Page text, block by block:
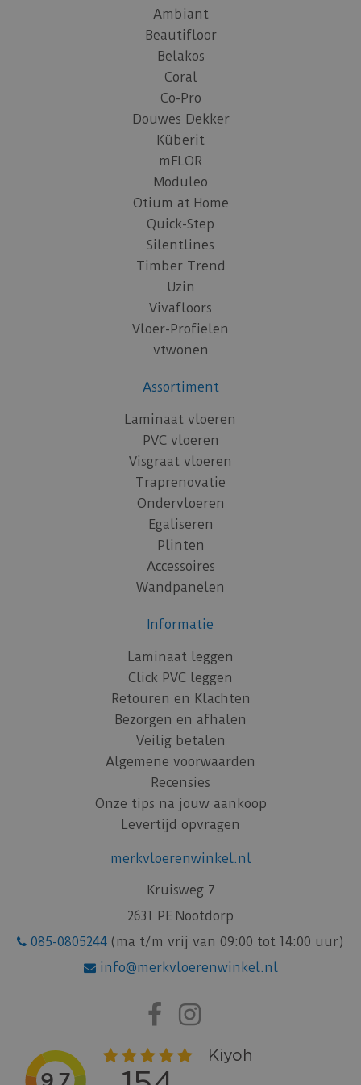
Ambiant
Beautifloor
Belakos
Coral
Co-Pro
Douwes Dekker
Küberit
mFLOR
Moduleo
Otium at Home
Quick-Step
Silentlines
Timber Trend
Uzin
Vivafloors
Vloer-Profielen
vtwonen
Assortiment
Laminaat vloeren
PVC vloeren
Visgraat vloeren
Traprenovatie
Ondervloeren
Egaliseren
Plinten
Accessoires
Wandpanelen
Informatie
Laminaat leggen
Click PVC leggen
Retouren en Klachten
Bezorgen en afhalen
Veilig betalen
Algemene voorwaarden
Recensies
Onze tips na jouw aankoop
Levertijd opvragen
merkvloerenwinkel.nl
Kruisweg 7
2631 PE Nootdorp
085-0805244 (ma t/m vrij van 09:00 tot 14:00 uur)
info@merkvloerenwinkel.nl